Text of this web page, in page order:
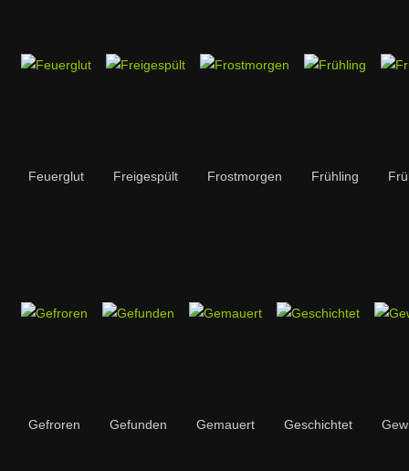
Feuerglut Freigespült Frostmorgen Frühling
Gefroren Gefunden Gemauert Geschichtet